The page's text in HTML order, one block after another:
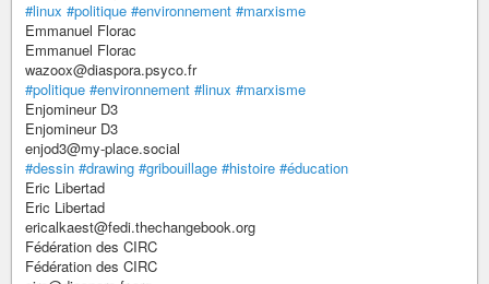
#linux #politique #environnement #marxisme
Emmanuel Florac
Emmanuel Florac
wazoox@diaspora.psyco.fr
#politique #environnement #linux #marxisme
Enjomineur D3
Enjomineur D3
enjod3@my-place.social
#dessin #drawing #gribouillage #histoire #éducation
Eric Libertad
Eric Libertad
ericalkaest@fedi.thechangebook.org
Fédération des CIRC
Fédération des CIRC